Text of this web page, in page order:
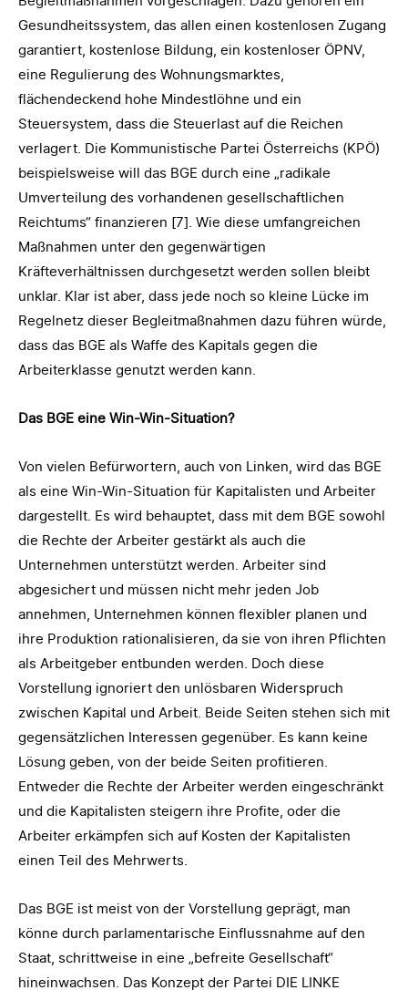
Gesundheitssystem, das allen einen kostenlosen Zugang
garantiert, kostenlose Bildung, ein kostenloser ÖPNV,
eine Regulierung des Wohnungsmarktes,
flächendeckend hohe Mindestlöhne und ein
Steuersystem, dass die Steuerlast auf die Reichen
verlagert. Die Kommunistische Partei Österreichs (KPÖ)
beispielsweise will das BGE durch eine „radikale
Umverteilung des vorhandenen gesellschaftlichen
Reichtums“ finanzieren [7]. Wie diese umfangreichen
Maßnahmen unter den gegenwärtigen
Kräfteverhältnissen durchgesetzt werden sollen bleibt
unklar. Klar ist aber, dass jede noch so kleine Lücke im
Regelnetz dieser Begleitmaßnahmen dazu führen würde,
dass das BGE als Waffe des Kapitals gegen die
Arbeiterklasse genutzt werden kann.
Das BGE eine Win-Win-Situation?
Von vielen Befürwortern, auch von Linken, wird das BGE
als eine Win-Win-Situation für Kapitalisten und Arbeiter
dargestellt. Es wird behauptet, dass mit dem BGE sowohl
die Rechte der Arbeiter gestärkt als auch die
Unternehmen unterstützt werden. Arbeiter sind
abgesichert und müssen nicht mehr jeden Job
annehmen, Unternehmen können flexibler planen und
ihre Produktion rationalisieren, da sie von ihren Pflichten
als Arbeitgeber entbunden werden. Doch diese
Vorstellung ignoriert den unlösbaren Widerspruch
zwischen Kapital und Arbeit. Beide Seiten stehen sich mit
gegensätzlichen Interessen gegenüber. Es kann keine
Lösung geben, von der beide Seiten profitieren.
Entweder die Rechte der Arbeiter werden eingeschränkt
und die Kapitalisten steigern ihre Profite, oder die
Arbeiter erkämpfen sich auf Kosten der Kapitalisten
einen Teil des Mehrwerts.
Das BGE ist meist von der Vorstellung geprägt, man
könne durch parlamentarische Einflussnahme auf den
Staat, schrittweise in eine „befreite Gesellschaft“
hineinwachsen. Das Konzept der Partei DIE LINKE